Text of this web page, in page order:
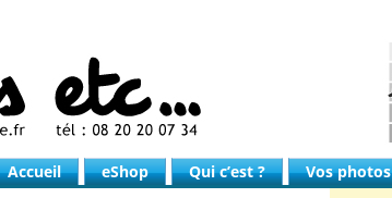
Accueil eShop Qui c’est ? Vos photos